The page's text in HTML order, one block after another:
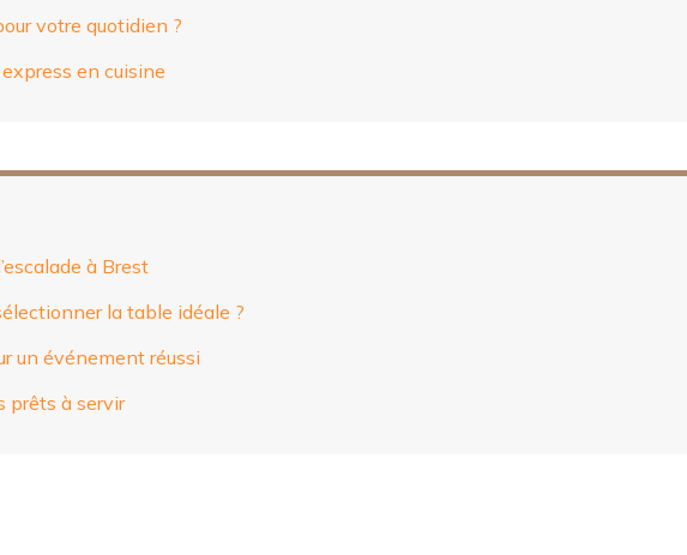
votre quotidien ?
en cuisine
à Brest
la table idéale ?
un événement réussi
prêts à servir